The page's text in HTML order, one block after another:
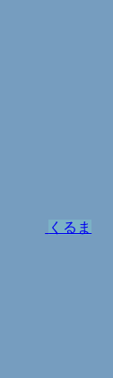
くるま